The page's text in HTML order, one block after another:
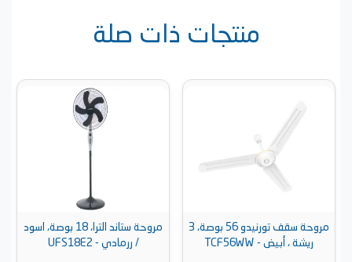
منتجات ذات صلة
مروحة سقف تورنيدو 56 بوصة، 3
ريشة ، أبيض - TCF56WW
مروحة ستاند الترا، 18 بوصة، اسود
/ ررمادي - UFS18E2